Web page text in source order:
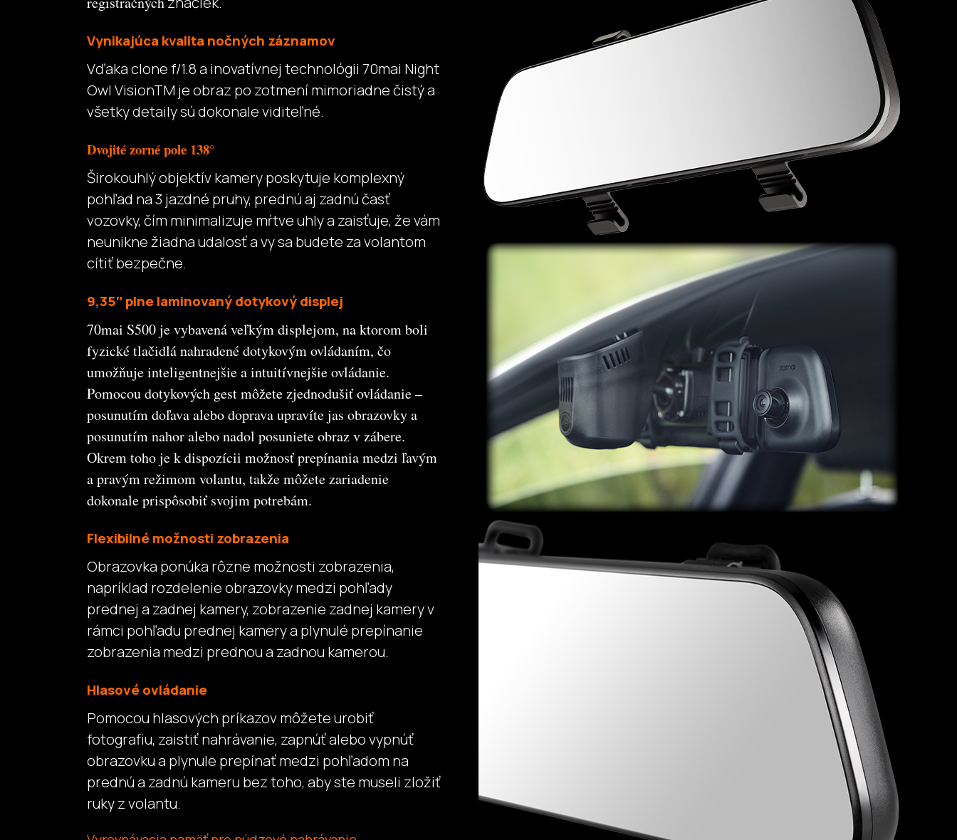
Vynikajúca kvalita nočných záznamov
Vďaka clone f/1.8 a inovatívnej technológii 70mai Night
Owl VisionTM je obraz po zotmení mimoriadne čistý a
všetky detaily sú dokonale viditeľné.
Dvojité zorné pole 138°
Širokouhlý objektív kamery poskytuje komplexný
pohľad na 3 jazdné pruhy, prednú aj zadnú časť
vozovky, čím minimalizuje mŕtve uhly a zaisťuje, že vám
neunikne žiadna udalosť a vy sa budete za volantom
cítiť bezpečne.
9,35″ plne laminovaný dotykový displej
70mai S500 je vybavená veľkým displejom, na ktorom boli
fyzické tlačidlá nahradené dotykovým ovládaním, čo
umožňuje inteligentnejšie a intuitívnejšie ovládanie.
Pomocou dotykových gest môžete zjednodušiť ovládanie –
posunutím doľava alebo doprava upravíte jas obrazovky a
posunutím nahor alebo nadol posuniete obraz v zábere.
Okrem toho je k dispozícii možnosť prepínania medzi ľavým
a pravým režimom volantu, takže môžete zariadenie
dokonale prispôsobiť svojim potrebám.
Flexibilné možnosti zobrazenia
Obrazovka ponúka rôzne možnosti zobrazenia,
napríklad rozdelenie obrazovky medzi pohľady
prednej a zadnej kamery, zobrazenie zadnej kamery v
rámci pohľadu prednej kamery a plynulé prepínanie
zobrazenia medzi prednou a zadnou kamerou.
Hlasové ovládanie
Pomocou hlasových príkazov môžete urobiť
fotografiu, zaistiť nahrávanie, zapnúť alebo vypnúť
obrazovku a plynule prepínať medzi pohľadom na
prednú a zadnú kameru bez toho, aby ste museli zložiť
ruky z volantu.